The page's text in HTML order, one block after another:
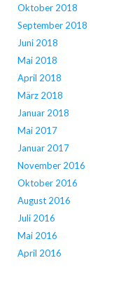
Oktober 2018
September 2018
Juni 2018
Mai 2018
April 2018
März 2018
Januar 2018
Mai 2017
Januar 2017
November 2016
Oktober 2016
August 2016
Juli 2016
Mai 2016
April 2016